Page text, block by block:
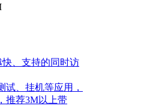
、支持的同时访
试、挂机等应用，
推荐3M以上带